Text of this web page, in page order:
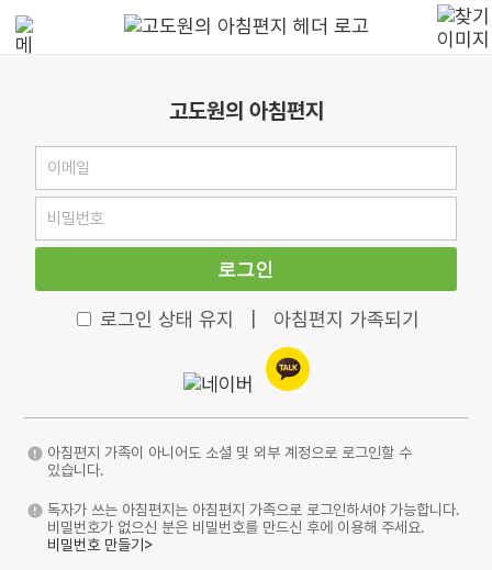
고도원의 아침편지
로그인
로그인 상태 유지 아침편지 가족되기
아침편지 가족이 아니어도 소셜 및 외부 계정으로 로그인할 수
있습니다.
독자가 쓰는 아침편지는 아침편지 가족으로 로그인하셔야 가능합니다.
비밀번호가 없으신 분은 비밀번호를 만드신 후에 이용해 주세요.
비밀번호 만들기>